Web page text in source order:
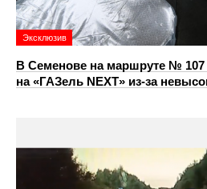
Эксклюзив
В Семенове на маршруте №
на «ГАЗель NEXT» из‑за